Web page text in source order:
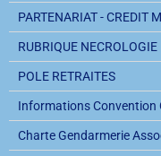
PARTENARIAT - CREDIT
RUBRIQUE NECROLOGIE
POLE RETRAITES
Informations Convention
Charte Gendarmerie